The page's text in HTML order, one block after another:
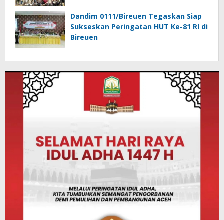
Dandim 0111/Bireuen Tegaskan Siap
Sukseskan Peringatan HUT Ke-81 RI di
Bireuen